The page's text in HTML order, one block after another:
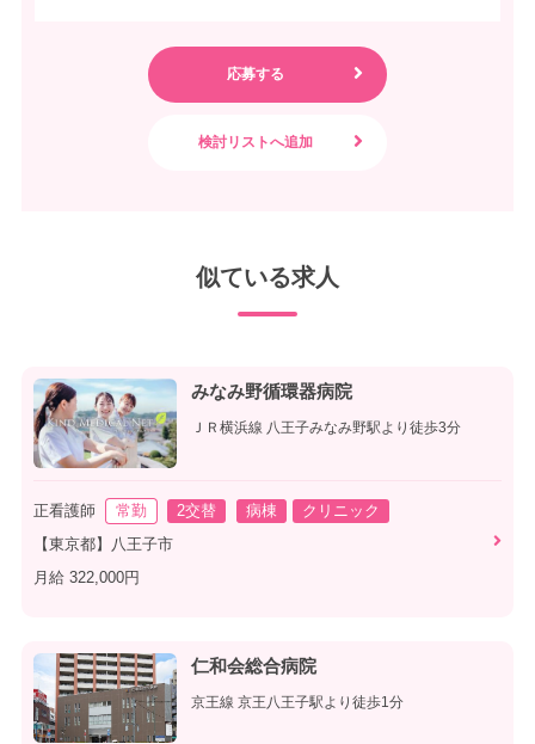
似ている求人
みなみ野循環器病院
ＪＲ横浜線 八王子みなみ野駅より徒歩3分
正看護師 常勤 2交替 病棟
クリニック
【東京都】八王子市
月給 322,000円
仁和会総合病院
京王線 京王八王子駅より徒歩1分